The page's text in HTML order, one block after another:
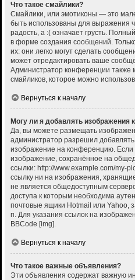
Что такое смайлики?
Смайлики, или эмотиконы — это
быть использованы для выражения
радость, а :( означает грусть.
в форме создания сообщений.
их: они легко могут сделать
может отредактировать ваше
Администратор конференции также
смайликов, которое можно
Вернуться к началу
Могу ли я добавлять изображения
Да, вы можете размещать
администратор разрешил
изображение на конференцию. Если
изображение, сохранённое на
ссылки: http://www.example.com/my-
ссылку ни на изображения,
не является общедоступным
доступа к которым необходима
почтовые ящики Hotmail или
п. Для указания ссылок на
BBCode [img].
Вернуться к началу
Что такое важные объявления?
Эти объявления содержат важную